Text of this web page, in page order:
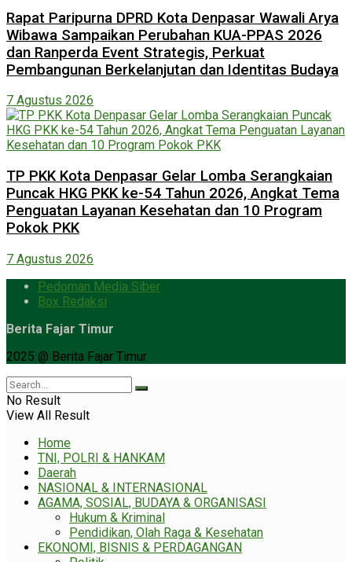
Rapat Paripurna DPRD Kota Denpasar Wawali Arya
Wibawa Sampaikan Perubahan KUA-PPAS 2026
dan Ranperda Event Strategis, Perkuat
Pembangunan Berkelanjutan dan Identitas Budaya
7 Agustus 2026
TP PKK Kota Denpasar Gelar Lomba Serangkaian
Puncak HKG PKK ke-54 Tahun 2026, Angkat Tema
Penguatan Layanan Kesehatan dan 10 Program
Pokok PKK
7 Agustus 2026
Pedoman Media Siber
Box Redaksi
Berita Fajar Timur
2025 @ Berita Fajar Timur
No Result
View All Result
Home
TNI, POLRI & HANKAM
Daerah
NASIONAL & INTERNASIONAL
AGAMA, SOSIAL, BUDAYA & ORGANISASI
Hukum & Kriminal
Pendidikan, Olah Raga & Kesehatan
EKONOMI, BISNIS & PERDAGANGAN